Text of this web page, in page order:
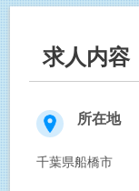
求人内容
所在地
千葉県船橋市